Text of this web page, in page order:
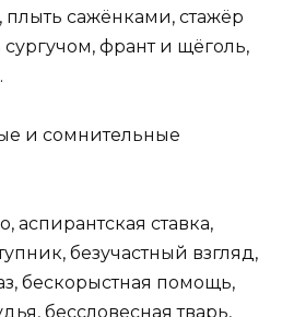
сажёнками, стажёр
сургучом, франт и щёголь,
и сомнительные
аспирантская ставка,
безучастный взгляд,
бескорыстная помощь,
бессловесная тварь,